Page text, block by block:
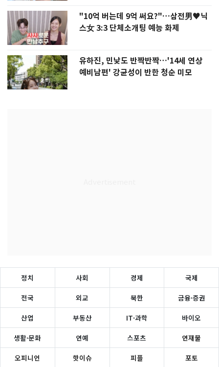
"10억 버는데 9억 써요?"…삼전男♥닉
스女 3:3 단체소개팅 예능 화제
유하진, 민낯도 반짝반짝…'14세 연상
예비남편' 강균성이 반한 청순 미모
정치 사회 경제 국제
전국 외교 북한 금융·증권
산업 부동산 IT·과학 바이오
생활·문화 연예 스포츠 연재물
오피니언 핫이슈 피플 포토